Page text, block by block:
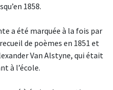
1858.
a été marquée à la fois par
de poèmes en 1851 et
Van Alstyne, qui était
à l’école.